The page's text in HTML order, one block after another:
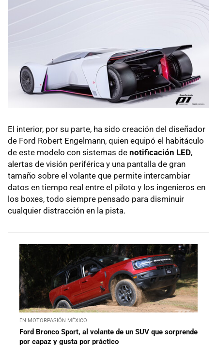
El interior, por su parte, ha sido creación del diseñador
de Ford Robert Engelmann, quien equipó el habitáculo
de este modelo con sistemas de notificación LED,
alertas de visión periférica y una pantalla de gran
tamaño sobre el volante que permite intercambiar
datos en tiempo real entre el piloto y los ingenieros en
los boxes, todo siempre pensado para disminuir
cualquier distracción en la pista.
EN MOTORPASIÓN MÉXICO
Ford Bronco Sport, al volante de un SUV que sorprende
por capaz y gusta por práctico